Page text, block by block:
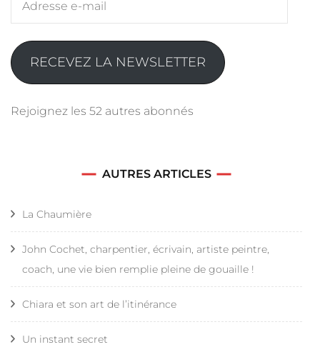
mail
RECEVEZ LA NEWSLETTER
Rejoignez les 52 autres abonnés
AUTRES ARTICLES
La Chaumière
John Cochet, charpentier, écrivain, artiste peintre,
coach, une vie bien remplie pleine de gouaille !
Chiara et son art de l’itinérance
Un instant secret